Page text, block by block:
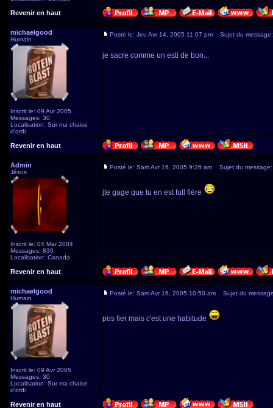
Revenir en haut
michaelgood
Humain
Inscrit le: 09 Avr 2005
Messages: 30
Localisation: Sur ma chaise
d'ordi
Posté le: Jeu Avr 14, 2005 11:07 pm Sujet du message:
je sacre comme un esti de bon...
Revenir en haut
Admin
Jésus
Inscrit le: 04 Mar 2004
Messages: 830
Localisation: Canada
Posté le: Sam Avr 16, 2005 9:26 am Sujet du message:
jte gage que tu en est full fière
Revenir en haut
michaelgood
Humain
Inscrit le: 09 Avr 2005
Messages: 30
Localisation: Sur ma chaise
d'ordi
Posté le: Sam Avr 16, 2005 10:50 am Sujet du
pos fier mais c'est une habitude
Revenir en haut